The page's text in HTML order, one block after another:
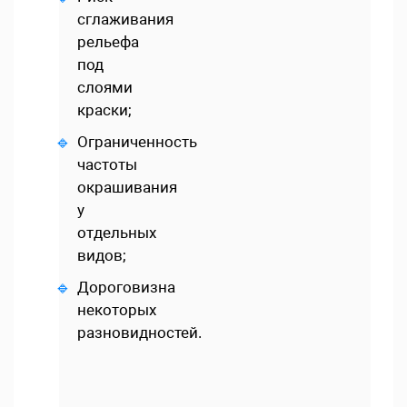
сглаживания
рельефа
под
слоями
краски;
Ограниченность
частоты
окрашивания
у
отдельных
видов;
Дороговизна
некоторых
разновидностей.